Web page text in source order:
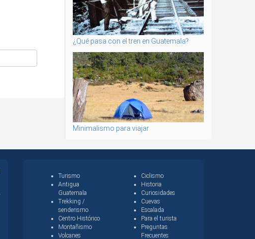
¿Qué pasa con el tren en Guatemala?
Minimalismo para viajar
Turismo
Antigua
Guatemala
Trekking /
senderismo
Centro Histórico
Montañismo
Volcanes
Ciclismo
Historia
Curiosidades
Cuevas
Escalada
Para el turista
Preguntas
Frecuentes